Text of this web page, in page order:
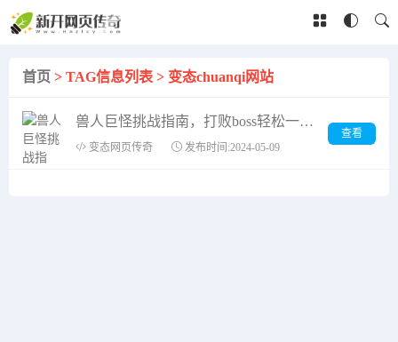
首页 > TAG信息列表 > 变态chuanqi网站
兽人巨怪挑战指南，打败boss轻松一波！
变态网页传奇 发布时间:2024-05-09
查看